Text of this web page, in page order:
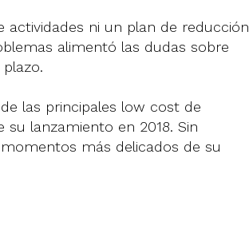
ni un plan de reducción
alimentó las dudas sobre
las principales low cost de
lanzamiento en 2018. Sin
más delicados de su